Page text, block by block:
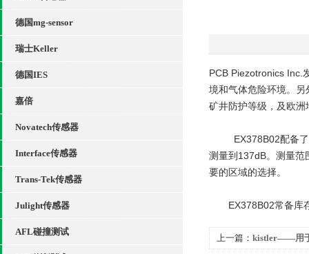
德国mg-sensor
瑞士Keller
德国IES
嘉倍
Novatech传感器
Interface传感器
Trans-Tek传感器
Julight传感器
AFL碰撞测试
PCB Piezotronics Inc.
境和气体危险环境。
矿井防护等级，及欧
EX378B02配备了一
测量到137dB。测量范
要的区域的选择。
EX378B02常备库存
上一篇： kistler——用